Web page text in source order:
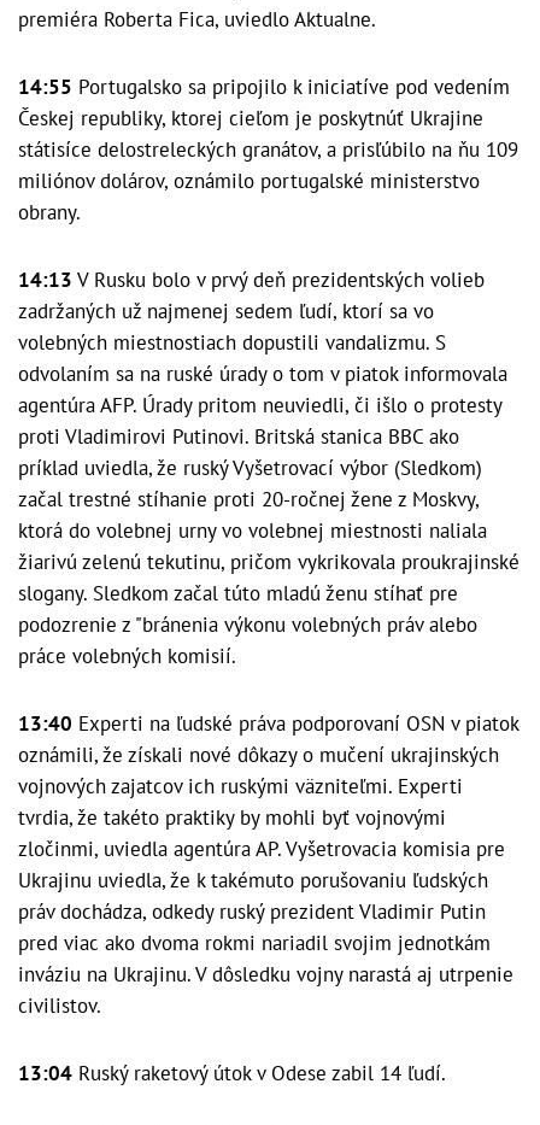
premiéra Roberta Fica, uviedlo Aktualne.
14:55 Portugalsko sa pripojilo k iniciatíve pod vedením
Českej republiky, ktorej cieľom je poskytnúť Ukrajine
státisíce delostreleckých granátov, a prisľúbilo na ňu 109
miliónov dolárov, oznámilo portugalské ministerstvo
obrany.
14:13 V Rusku bolo v prvý deň prezidentských volieb
zadržaných už najmenej sedem ľudí, ktorí sa vo
volebných miestnostiach dopustili vandalizmu. S
odvolaním sa na ruské úrady o tom v piatok informovala
agentúra AFP. Úrady pritom neuviedli, či išlo o protesty
proti Vladimirovi Putinovi. Britská stanica BBC ako
príklad uviedla, že ruský Vyšetrovací výbor (Sledkom)
začal trestné stíhanie proti 20-ročnej žene z Moskvy,
ktorá do volebnej urny vo volebnej miestnosti naliala
žiarivú zelenú tekutinu, pričom vykrikovala proukrajinské
slogany. Sledkom začal túto mladú ženu stíhať pre
podozrenie z "bránenia výkonu volebných práv alebo
práce volebných komisií.
13:40 Experti na ľudské práva podporovaní OSN v piatok
oznámili, že získali nové dôkazy o mučení ukrajinských
vojnových zajatcov ich ruskými väzniteľmi. Experti
tvrdia, že takéto praktiky by mohli byť vojnovými
zločinmi, uviedla agentúra AP. Vyšetrovacia komisia pre
Ukrajinu uviedla, že k takémuto porušovaniu ľudských
práv dochádza, odkedy ruský prezident Vladimir Putin
pred viac ako dvoma rokmi nariadil svojim jednotkám
inváziu na Ukrajinu. V dôsledku vojny narastá aj utrpenie
civilistov.
13:04 Ruský raketový útok v Odese zabil 14 ľudí.